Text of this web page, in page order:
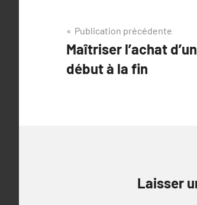
Navigation
de
l’article
Publication précédente
Maîtriser l’achat
début à la fin
Laisser